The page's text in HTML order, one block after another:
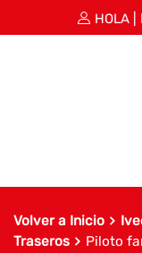
HOLA |
Volver a Inicio
Traseros
Piloto